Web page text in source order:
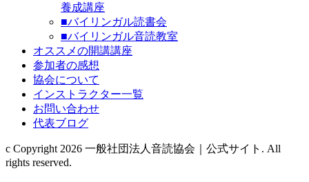
養成講座
■バイリンガル読書会
■バイリンガル音読教室
オススメの開講講座
参加者の感想
協会について
インストラクター一覧
お問い合わせ
代表ブログ
c Copyright 2026 一般社団法人音読協会｜公式サイト. All
rights reserved.